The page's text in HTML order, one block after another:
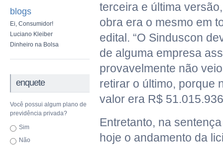
blogs
Ei, Consumidor!
Luciano Kleiber
Dinheiro na Bolsa
enquete
Você possui algum plano de
previdência privada?
Sim
Não
terceira e última
obra era o mesmo em
edital. “O Sinduscon
de alguma empresa
provavelmente não
retirar o último, porque
valor era R$
Entretanto, na
hoje o andamento da